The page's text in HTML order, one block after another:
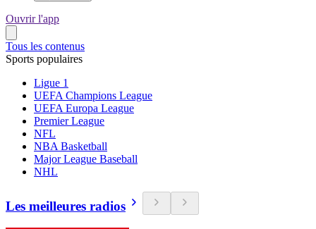
Ouvrir l'app
Tous les contenus
Sports populaires
Ligue 1
UEFA Champions League
UEFA Europa League
Premier League
NFL
NBA Basketball
Major League Baseball
NHL
Les meilleures radios